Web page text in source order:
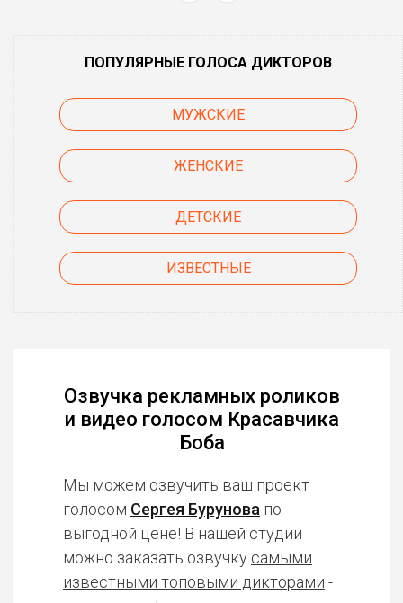
ПОПУЛЯРНЫЕ ГОЛОСА ДИКТОРОВ
МУЖСКИЕ
ЖЕНСКИЕ
ДЕТСКИЕ
ИЗВЕСТНЫЕ
Озвучка рекламных роликов
и видео голосом Красавчика
Боба
Мы можем озвучить ваш проект
голосом Сергея Бурунова по
выгодной цене! В нашей студии
можно заказать озвучку самыми
известными топовыми дикторами -